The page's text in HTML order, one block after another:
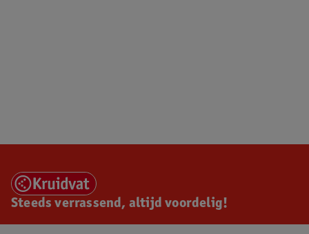
Steeds verrassend, altijd voordelig!